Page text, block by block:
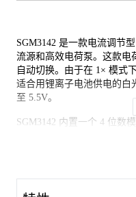
SGM3142 是一款电流调节
流源和高效电荷泵。这款电
自动切换。由于在 1× 模式
适合用锂离子电池供电的白
至 5.5V。
SGM3142 内置一个 4 位数